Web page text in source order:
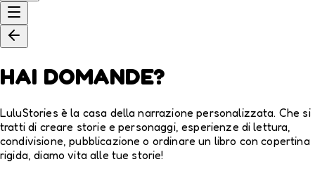
HAI DOMANDE?
LuluStories è la casa della narrazione personalizzata. Che si
tratti di creare storie e personaggi, esperienze di lettura,
condivisione, pubblicazione o ordinare un libro con copertina
rigida, diamo vita alle tue storie!